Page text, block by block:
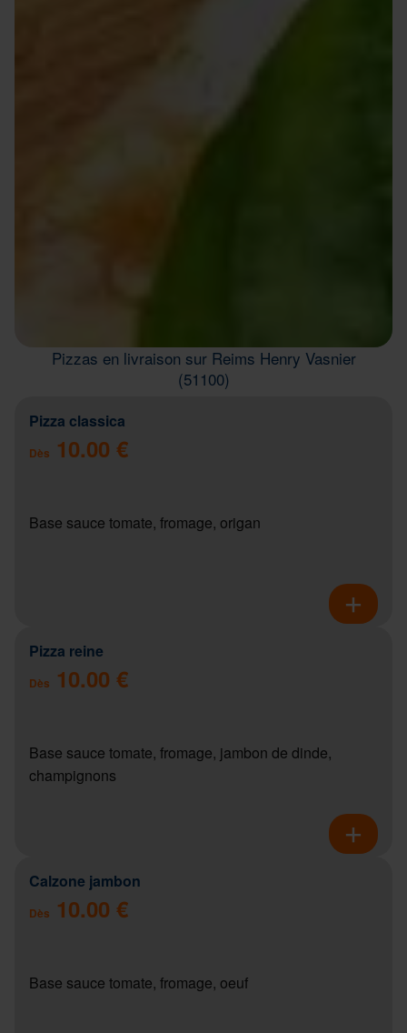
Pizzas en livraison sur Reims Henry Vasnier
(51100)
Pizza classica
Dès 10.00 €
Base sauce tomate, fromage, origan
Pizza reine
Dès 10.00 €
Base sauce tomate, fromage, jambon de dinde,
champignons
Calzone jambon
Dès 10.00 €
Base sauce tomate, fromage, oeuf